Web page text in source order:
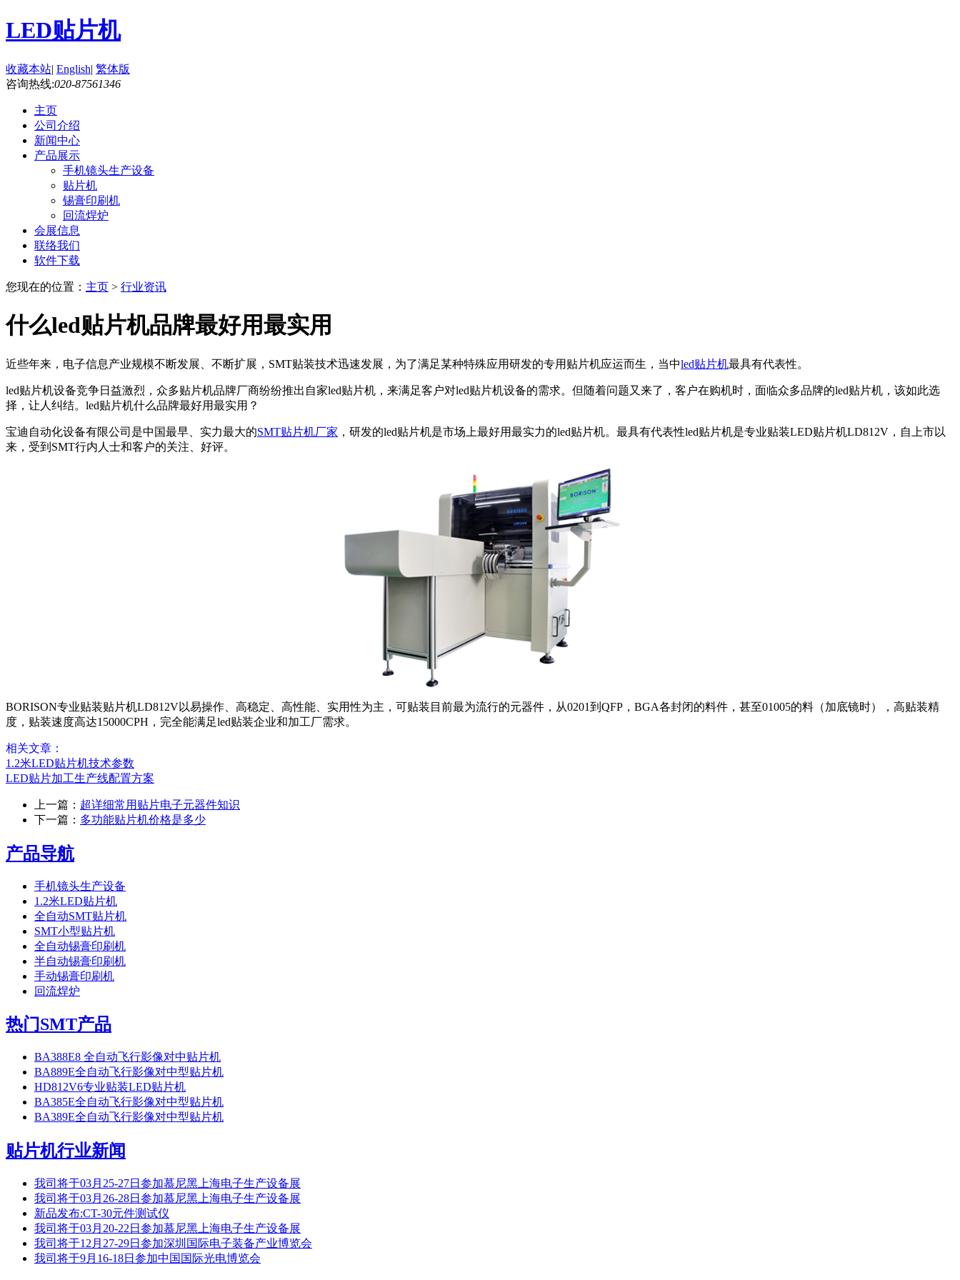
LED贴片机
收藏本站| English| 繁体版
咨询热线:020-87561346
主页
公司介绍
新闻中心
产品展示
手机镜头生产设备
贴片机
锡膏印刷机
回流焊炉
会展信息
联络我们
软件下载
您现在的位置： 主页 > 行业资讯
什么led贴片机品牌最好用最实用
近些年来，电子信息产业规模不断发展、不断扩展，SMT贴装技术迅速发展，为了满足某种特殊应用研发的专用贴片机应运而生，当中led贴片机最具有代表性。
led贴片机设备竞争日益激烈，众多贴片机品牌厂商纷纷推出自家led贴片机，来满足客户对led贴片机设备的需求。但随着问题又来了，客户在购机时，面临众多品牌的led贴片机，该如此选
择，让人纠结。led贴片机什么品牌最好用最实用？
宝迪自动化设备有限公司是中国最早、实力最大的SMT贴片机厂家 ，研发的led贴片机是市场上最好用最实力的led贴片机。最具有代表性led贴片机是专业贴装LED贴片机LD812V，自上市以
来，受到SMT行内人士和客户的关注、好评。
BORISON专业贴装贴片机LD812V以易操作、高稳定、高性能、实用性为主，可贴装目前最为流行的元器件，从0201到QFP，BGA各封闭的料件，甚至01005的料（加底镜时），高贴装精
度，贴装速度高达15000CPH，完全能满足led贴装企业和加工厂需求。
相关文章：
1.2米LED贴片机技术参数
LED贴片加工生产线配置方案
上一篇： 超详细常用贴片电子元器件知识
下一篇： 多功能贴片机价格是多少
产品导航
手机镜头生产设备
1.2米LED贴片机
全自动SMT贴片机
SMT小型贴片机
全自动锡膏印刷机
半自动锡膏印刷机
手动锡膏印刷机
回流焊炉
热门SMT产品
BA388E8 全自动飞行影像对中贴片机
BA889E全自动飞行影像对中型贴片机
HD812V6专业贴装LED贴片机
BA385E全自动飞行影像对中型贴片机
BA389E全自动飞行影像对中型贴片机
贴片机行业新闻
我司将于03月25-27日参加慕尼黑上海电子生产设备展
我司将于03月26-28日参加慕尼黑上海电子生产设备展
新品发布:CT-30元件测试仪
我司将于03月20-22日参加慕尼黑上海电子生产设备展
我司将于12月27-29日参加深圳国际电子装备产业博览会
我司将于9月16-18日参加中国国际光电博览会